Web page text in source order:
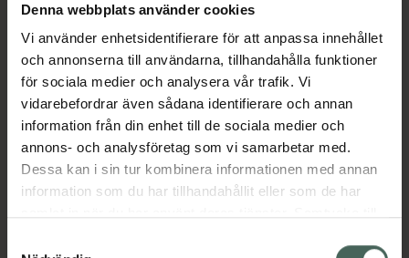
Denna webbplats använder cookies
Vi använder enhetsidentifierare för att anpassa innehållet
och annonserna till användarna, tillhandahålla funktioner
för sociala medier och analysera vår trafik. Vi
vidarebefordrar även sådana identifierare och annan
information från din enhet till de sociala medier och
annons- och analysföretag som vi samarbetar med.
Dessa kan i sin tur kombinera informationen med annan
information som du har tillhandahållit eller som de har
Jämförpris 867,19 kr/l
EAN:05708932520041
Kategorier:
MageStomi